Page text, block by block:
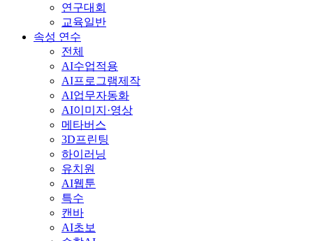
연구대회
교육일반
속성 연수
전체
AI수업적용
AI프로그램제작
AI업무자동화
AI이미지·영상
메타버스
3D프린팅
하이러닝
유치원
AI웹툰
특수
캔바
AI초보